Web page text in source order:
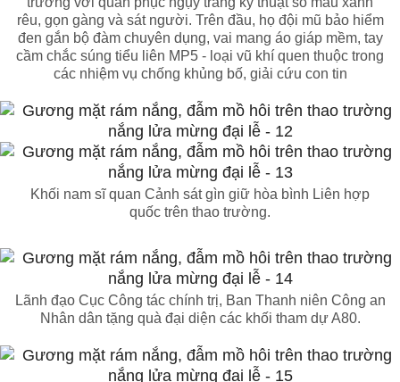
rêu, gọn gàng và sát người. Trên đầu, họ đội mũ bảo hiểm
đen gắn bộ đàm chuyên dụng, vai mang áo giáp mềm, tay
cầm chắc súng tiểu liên MP5 - loại vũ khí quen thuộc trong
các nhiệm vụ chống khủng bố, giải cứu con tin
Khối nam sĩ quan Cảnh sát gìn giữ hòa bình Liên hợp
quốc trên thao trường.
Lãnh đạo Cục Công tác chính trị, Ban Thanh niên Công an
Nhân dân tặng quà đại diện các khối tham dự A80.